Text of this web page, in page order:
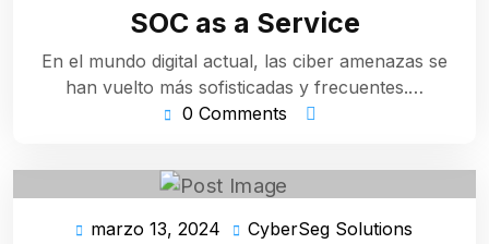
19,
2024
SOC as a Service
En el mundo digital actual, las ciber amenazas se
han vuelto más sofisticadas y frecuentes.…
0 Comments
marzo 13, 2024 marzo
CyberSeg Solutions